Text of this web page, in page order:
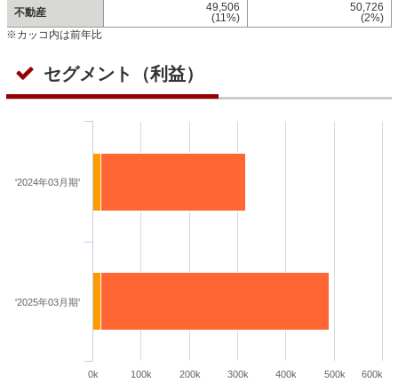
不動産
49,506
(11%)
50,726
(2%)
※カッコ内は前年比
セグメント（利益）
'2024年03月期'
'2025年03月期'
0k 100k 200k 300k 400k 500k 600k